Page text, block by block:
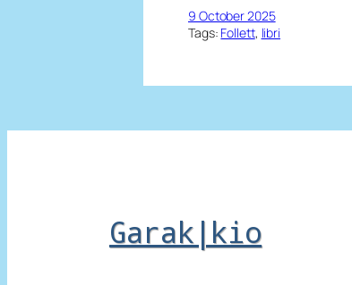
9 October 2025
Tags: Follett, libri
Garak|kio